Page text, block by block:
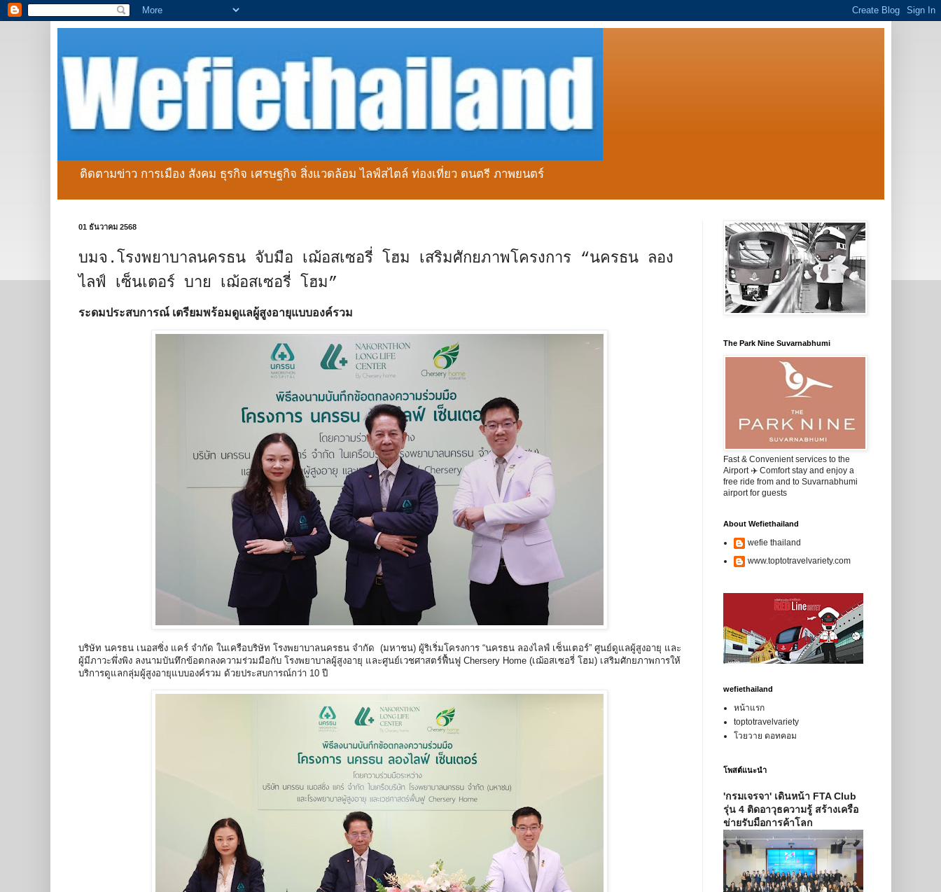
ติดตามข่าว การเมือง สังคม ธุรกิจ เศรษฐกิจ สิ่งแวดล้อม ไลฟ์สไตล์ ท่องเที่ยว ดนตรี ภาพยนตร์
01 ธันวาคม 2568
บมจ.โรงพยาบาลนครธน จับมือ เฌ้อสเซอรี่ โฮม เสริมศักยภาพโครงการ “นครธน ลอง
ไลฟ์ เซ็นเตอร์ บาย เฌ้อสเซอรี่ โฮม”
ระดมประสบการณ์ เตรียมพร้อมดูแลผู้สูงอายุแบบองค์รวม
บริษัท นครธน เนอสซิ่ง แคร์ จำกัด ในเครือบริษัท โรงพยาบาลนครธน จำกัด (มหาชน) ผู้ริเริ่มโครงการ “นครธน ลองไลฟ์ เซ็นเตอร์” ศูนย์ดูแลผู้สูงอายุ และ
ผู้มีภาวะพึ่งพิง ลงนามบันทึกข้อตกลงความร่วมมือกับ โรงพยาบาลผู้สูงอายุ และศูนย์เวชศาสตร์ฟื้นฟู Chersery Home (เฌ้อสเซอรี่ โฮม) เสริมศักยภาพการให้
บริการดูแลกลุ่มผู้สูงอายุแบบองค์รวม ด้วยประสบการณ์กว่า 10 ปี
The Park Nine Suvarnabhumi
Fast & Convenient services to the
Airport ✈️ Comfort stay and enjoy a
free ride from and to Suvarnabhumi
airport for guests
About Wefiethailand
wefie thailand
www.toptotravelvariety.com
wefiethailand
หน้าแรก
toptotravelvariety
โวยวาย ดอทคอม
โพสต์แนะนำ
'กรมเจรจา' เดินหน้า FTA Club
รุ่น 4 ติดอาวุธความรู้ สร้างเครือ
ข่ายรับมือการค้าโลก